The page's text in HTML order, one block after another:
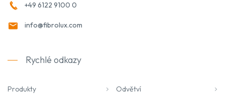
+49 6122 9100 0
info@fibrolux.com
Rychlé odkazy
Produkty Odvětví